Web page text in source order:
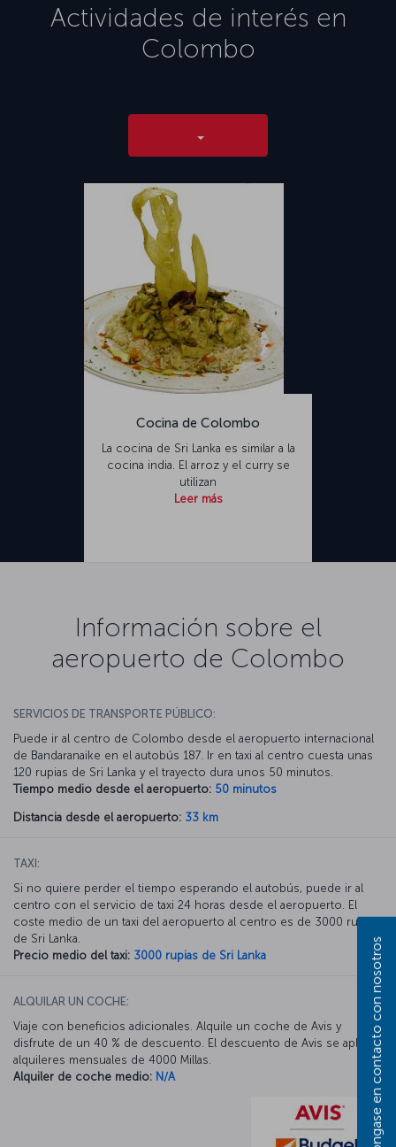
Actividades de interés en
Colombo
Cocina de Colombo
La cocina de Sri Lanka es similar a la
cocina india. El arroz y el curry se
utilizan
Leer más
Información sobre el
aeropuerto de Colombo
SERVICIOS DE TRANSPORTE PÚBLICO:
Puede ir al centro de Colombo desde el aeropuerto internacional
de Bandaranaike en el autobús 187. Ir en taxi al centro cuesta unas
120 rupias de Sri Lanka y el trayecto dura unos 50 minutos.
Tiempo medio desde el aeropuerto: 50 minutos
Distancia desde el aeropuerto: 33 km
TAXI:
Si no quiere perder el tiempo esperando el autobús, puede ir al
centro con el servicio de taxi 24 horas desde el aeropuerto. El
coste medio de un taxi del aeropuerto al centro es de 3000 rupias
de Sri Lanka.
Precio medio del taxi: 3000 rupias de Sri Lanka
ALQUILAR UN COCHE:
Viaje con beneficios adicionales. Alquile un coche de Avis y
disfrute de un 40 % de descuento. El descuento de Avis se aplica a
alquileres mensuales de 4000 Millas.
Alquiler de coche medio: N/A Póngase en contacto con nosotros